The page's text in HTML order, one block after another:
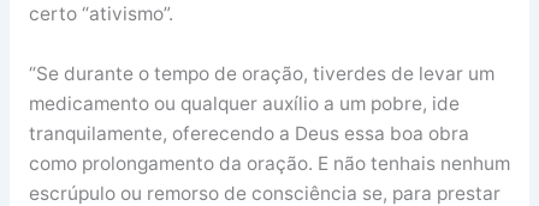
certo “ativismo”.
“Se durante o tempo de oração, tiverdes de levar um
medicamento ou qualquer auxílio a um pobre, ide
tranquilamente, oferecendo a Deus essa boa obra
como prolongamento da oração. E não tenhais nenhum
escrúpulo ou remorso de consciência se, para prestar